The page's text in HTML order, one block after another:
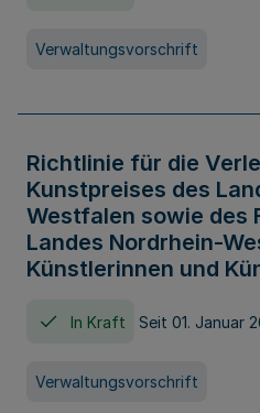
Verwaltungsvorschrift
Richtlinie für die
Kunstpreises des
Westfalen sowie des
Landes Nordrhein-
Künstlerinnen und
In Kraft Seit 01. Januar
Verwaltungsvorschrift